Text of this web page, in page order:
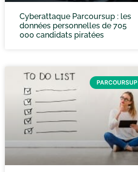
Cyberattaque Parcoursup : les
données personnelles de 705
000 candidats piratées
PARCOURSUP